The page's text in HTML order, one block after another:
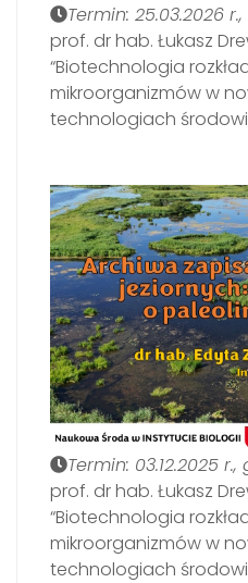
Termin: 25.03.2026
prof. dr hab. Łukasz
“Biotechnologia
mikroorganizmów w
technologiach
Termin: 03.12.2025
prof. dr hab. Łukasz
“Biotechnologia
mikroorganizmów w
technologiach